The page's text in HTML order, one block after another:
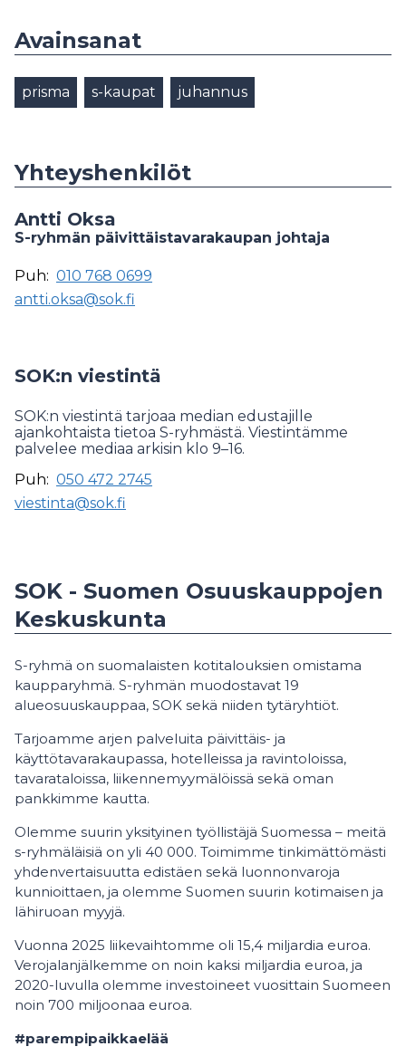
Avainsanat
prisma s-kaupat juhannus
Yhteyshenkilöt
Antti Oksa
S-ryhmän päivittäistavarakaupan johtaja
Puh: 010 768 0699
antti.oksa@sok.fi
SOK:n viestintä
SOK:n viestintä tarjoaa median edustajille
ajankohtaista tietoa S-ryhmästä. Viestintämme
palvelee mediaa arkisin klo 9–16.
Puh: 050 472 2745
viestinta@sok.fi
SOK - Suomen Osuuskauppojen
Keskuskunta
S-ryhmä on suomalaisten kotitalouksien omistama
kaupparyhmä. S-ryhmän muodostavat 19
alueosuuskauppaa, SOK sekä niiden tytäryhtiöt.
Tarjoamme arjen palveluita päivittäis- ja
käyttötavarakaupassa, hotelleissa ja ravintoloissa,
tavarataloissa, liikennemyymälöissä sekä oman
pankkimme kautta.
Olemme suurin yksityinen työllistäjä Suomessa – meitä
s-ryhmäläisiä on yli 40 000. Toimimme tinkimättömästi
yhdenvertaisuutta edistäen sekä luonnonvaroja
kunnioittaen, ja olemme Suomen suurin kotimaisen ja
lähiruoan myyjä.
Vuonna 2025 liikevaihtomme oli 15,4 miljardia euroa.
Verojalanjälkemme on noin kaksi miljardia euroa, ja
2020-luvulla olemme investoineet vuosittain Suomeen
noin 700 miljoonaa euroa.
#parempipaikkaelää